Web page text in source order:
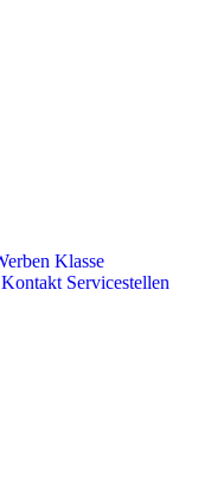
Klasse
Kontakt Servicestellen